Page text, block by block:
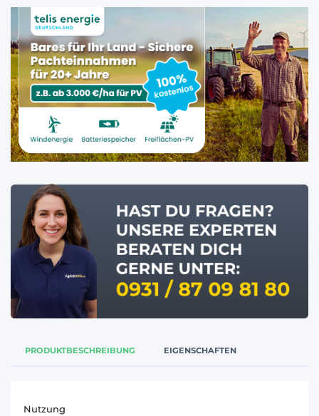
PRODUKTBESCHREIBUNG EIGENSCHAFTEN
Nutzung